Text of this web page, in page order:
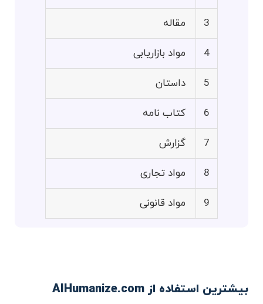
3 مقاله
4 مواد بازاریابی
5 داستان
6 کتاب نامه
7 گزارش
8 مواد تجاری
9 مواد قانونی
بیشترین استفاده از AIHumanize.com